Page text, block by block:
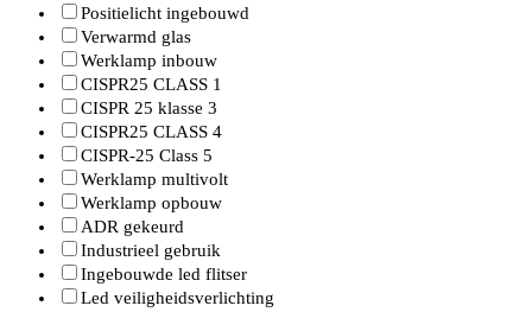
Positielicht ingebouwd
Verwarmd glas
Werklamp inbouw
CISPR25 CLASS 1
CISPR 25 klasse 3
CISPR25 CLASS 4
CISPR-25 Class 5
Werklamp multivolt
Werklamp opbouw
ADR gekeurd
Industrieel gebruik
Ingebouwde led flitser
Led veiligheidsverlichting